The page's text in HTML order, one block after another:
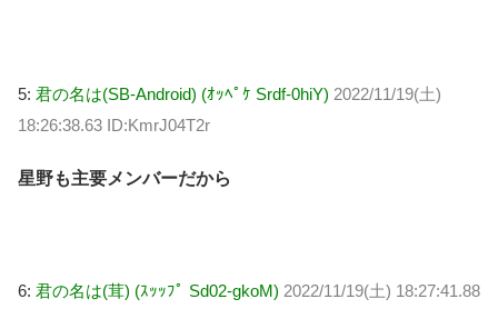
5: 君の名は(SB-Android) (ｵｯﾍﾟｹ Srdf-0hiY) 2022/11/19(土)
18:26:38.63 ID:KmrJ04T2r
星野も主要メンバーだから
6: 君の名は(茸) (ｽｯｯﾌﾟ Sd02-gkoM) 2022/11/19(土) 18:27:41.88